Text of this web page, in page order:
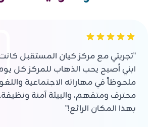
"تجربتي مع مركز كيان المستقبل كانت
ابني أصبح يحب الذهاب للمركز كل
ملحوظاً في مهاراته الاجتماعية
محترف ومتفهم، والبيئة آمنة
بهذا المكان الرائع!"